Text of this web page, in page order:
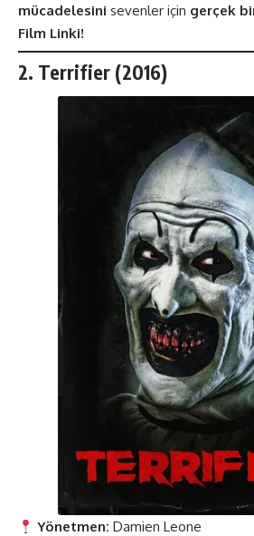
mücadelesini sevenler için gerçek
Film Linki!
2. Terrifier (2016)
Yönetmen: Damien Leone